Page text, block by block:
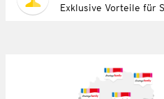
Exklusive Vorteile für